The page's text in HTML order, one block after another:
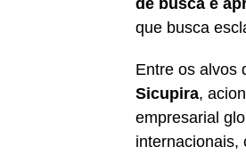
que busca
Entre os alvos
Sicupira,
empresarial
internacionais,